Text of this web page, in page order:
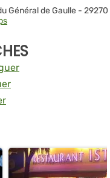
Général de Gaulle - 29270